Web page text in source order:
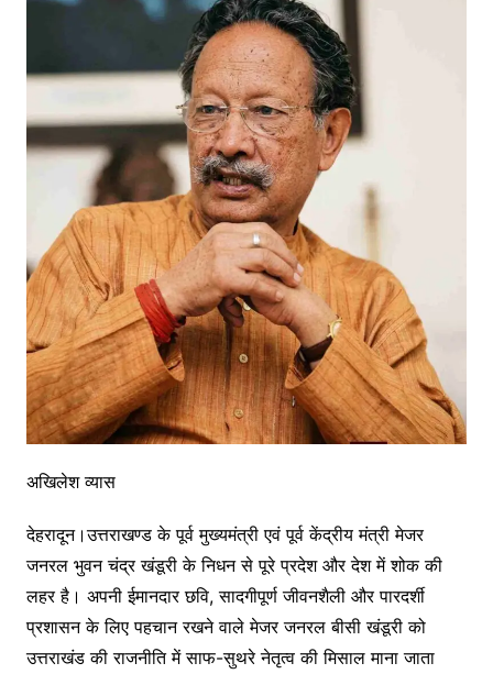
अखिलेश व्यास
देहरादून।उत्तराखण्ड के पूर्व मुख्यमंत्री एवं पूर्व केंद्रीय मंत्री मेजर
जनरल भुवन चंद्र खंडूरी के निधन से पूरे प्रदेश और देश में शोक की
लहर है। अपनी ईमानदार छवि, सादगीपूर्ण जीवनशैली और पारदर्शी
प्रशासन के लिए पहचान रखने वाले मेजर जनरल बीसी खंडूरी को
उत्तराखंड की राजनीति में साफ-सुथरे नेतृत्व की मिसाल माना जाता